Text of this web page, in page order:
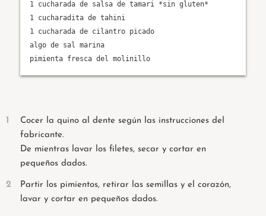
1 cucharada de salsa de tamari *sin gluten*
1 cucharadita de tahini
1 cucharada de cilantro picado
algo de sal marina
pimienta fresca del molinillo
Cocer la quino al dente según las instrucciones del
fabricante.
De mientras lavar los filetes, secar y cortar en
pequeños dados.
Partir los pimientos, retirar las semillas y el corazón,
lavar y cortar en pequeños dados.